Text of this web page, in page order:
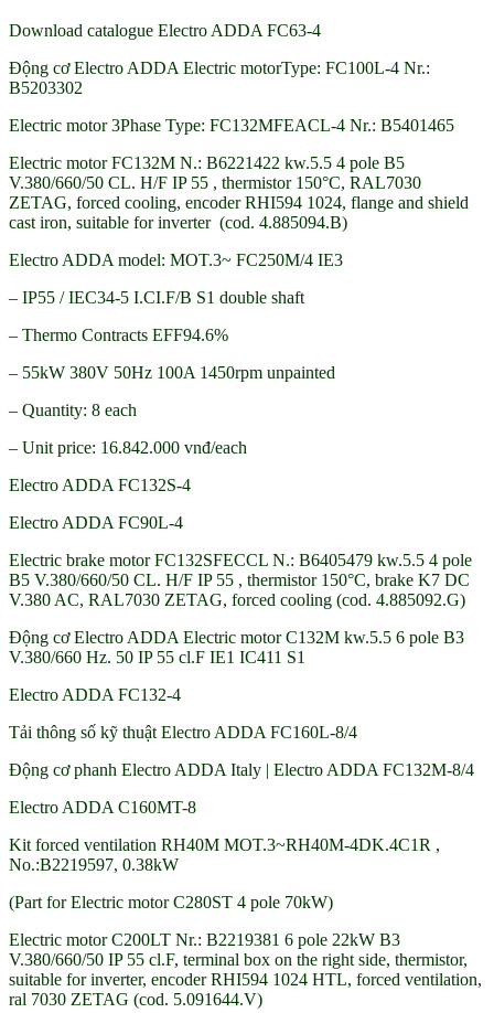
Download catalogue Electro ADDA FC63-4
Động cơ Electro ADDA Electric motorType: FC100L-4 Nr.:
B5203302
Electric motor 3Phase Type: FC132MFEACL-4 Nr.: B5401465
Electric motor FC132M N.: B6221422 kw.5.5 4 pole B5
V.380/660/50 CL. H/F IP 55 , thermistor 150°C, RAL7030
ZETAG, forced cooling, encoder RHI594 1024, flange and shield
cast iron, suitable for inverter (cod. 4.885094.B)
Electro ADDA model: MOT.3~ FC250M/4 IE3
– IP55 / IEC34-5 I.CI.F/B S1 double shaft
– Thermo Contracts EFF94.6%
– 55kW 380V 50Hz 100A 1450rpm unpainted
– Quantity: 8 each
– Unit price: 16.842.000 vnđ/each
Electro ADDA FC132S-4
Electro ADDA FC90L-4
Electric brake motor FC132SFECCL N.: B6405479 kw.5.5 4 pole
B5 V.380/660/50 CL. H/F IP 55 , thermistor 150°C, brake K7 DC
V.380 AC, RAL7030 ZETAG, forced cooling (cod. 4.885092.G)
Động cơ Electro ADDA Electric motor C132M kw.5.5 6 pole B3
V.380/660 Hz. 50 IP 55 cl.F IE1 IC411 S1
Electro ADDA FC132-4
Tải thông số kỹ thuật Electro ADDA FC160L-8/4
Động cơ phanh Electro ADDA Italy | Electro ADDA FC132M-8/4
Electro ADDA C160MT-8
Kit forced ventilation RH40M MOT.3~RH40M-4DK.4C1R ,
No.:B2219597, 0.38kW
(Part for Electric motor C280ST 4 pole 70kW)
Electric motor C200LT Nr.: B2219381 6 pole 22kW B3
V.380/660/50 IP 55 cl.F, terminal box on the right side, thermistor,
suitable for inverter, encoder RHI594 1024 HTL, forced ventilation,
ral 7030 ZETAG (cod. 5.091644.V)